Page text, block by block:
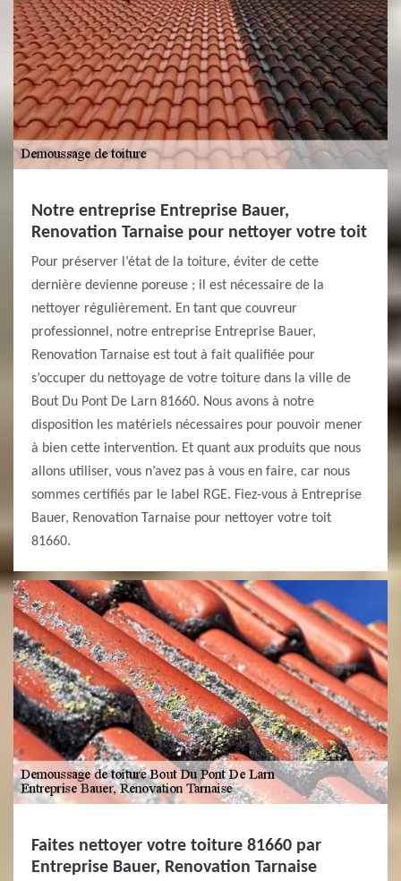
Notre entreprise Entreprise Bauer,
Renovation Tarnaise pour nettoyer votre toit
Pour préserver l’état de la toiture, éviter de cette
dernière devienne poreuse ; il est nécessaire de la
nettoyer régulièrement. En tant que couvreur
professionnel, notre entreprise Entreprise Bauer,
Renovation Tarnaise est tout à fait qualifiée pour
s’occuper du nettoyage de votre toiture dans la ville de
Bout Du Pont De Larn 81660. Nous avons à notre
disposition les matériels nécessaires pour pouvoir mener
à bien cette intervention. Et quant aux produits que nous
allons utiliser, vous n’avez pas à vous en faire, car nous
sommes certifiés par le label RGE. Fiez-vous à Entreprise
Bauer, Renovation Tarnaise pour nettoyer votre toit
81660.
Faites nettoyer votre toiture 81660 par
Entreprise Bauer, Renovation Tarnaise